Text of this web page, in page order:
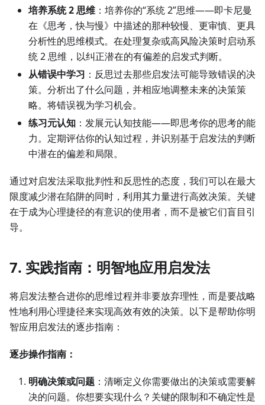
培养系统 2 思维 ：培养你的“系统 2”思维——即卡尼曼
在《思考，快与慢》中描述的那种较慢、更审慎、更具
分析性的思维模式。在处理复杂或高风险决策时启动系
统 2 思维，以纠正潜在的有偏差的启发式判断。
从错误中学习 ：反思过去那些启发法可能导致错误的决
策。分析出了什么问题，并相应地调整未来的决策策
略。将错误视为学习机会。
练习元认知 ：发展元认知技能——即思考你的思考的能
力。定期评估你的认知过程，并识别基于启发法的判断
中潜在的偏差和局限。
通过对启发法采取批判性和反思性的态度，我们可以在最大
限度减少潜在陷阱的同时，利用其力量进行高效决策。关键
在于成为心理捷径的有意识的使用者，而不是被它们盲目引
导。
7. 实践指南：明智地应用启发法
将启发法整合进你的思维过程并非要放弃理性，而是要战略
性地利用心理捷径来实现高效有效的决策。以下是帮助你明
智应用启发法的逐步指南：
逐步操作指南：
明确决策或问题 ：清晰定义你需要做出的决策或需要解
决的问题。你想要实现什么？关键的限制和不确定性是